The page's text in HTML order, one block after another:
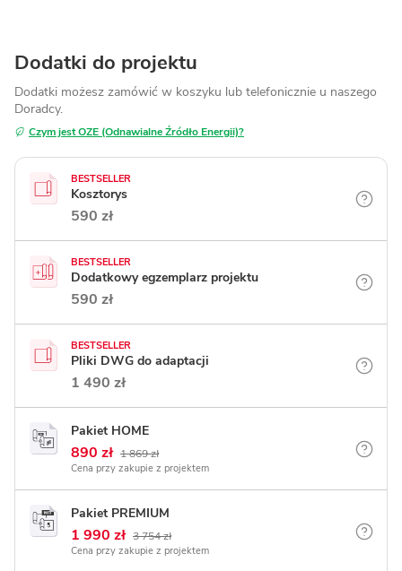
Dodatki do projektu
Dodatki możesz zamówić w koszyku lub telefonicznie u naszego
Doradcy.
Czym jest OZE (Odnawialne Źródło Energii)?
BESTSELLER
Kosztorys
590 zł
BESTSELLER
Dodatkowy egzemplarz projektu
590 zł
BESTSELLER
Pliki DWG do adaptacji
1 490 zł
Pakiet HOME
1 869 zł
890 zł
Cena przy zakupie z projektem
Pakiet PREMIUM
3 754 zł
1 990 zł
Cena przy zakupie z projektem